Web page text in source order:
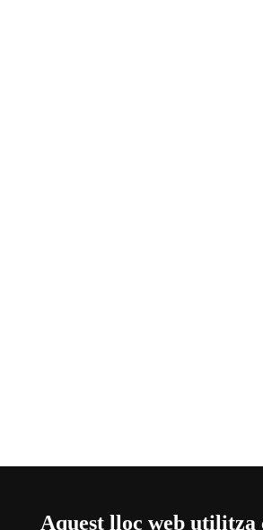
Aquest lloc web utilitza